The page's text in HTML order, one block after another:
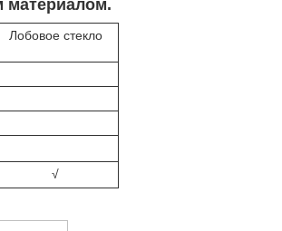
материалом.
Лобовое стекло
√